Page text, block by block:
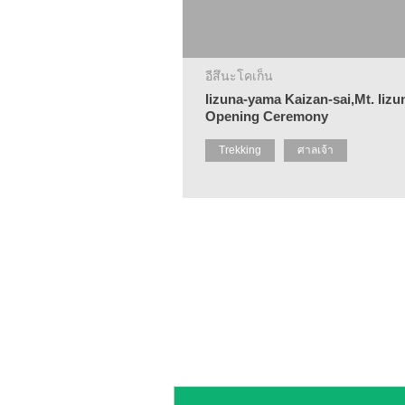
อีสึนะโคเก็น
Iizuna-yama Kaizan-sai,Mt.
Opening Ceremony
Trekking ศาลเจ้า